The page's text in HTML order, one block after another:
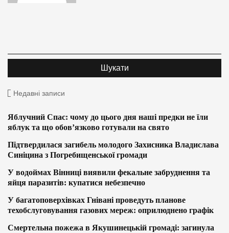
Недавні записи
Яблучний Спас: чому до цього дня наші предки не їли
яблук та що обов’язково готували на свято
Підтвердилася загибель молодого Захисника Владислава
Синіцина з Погребищенської громади
У водоймах Вінниці виявили фекальне забруднення та
яйця паразитів: купатися небезпечно
У багатоповерхівках Гнівані проведуть планове
техобслуговування газових мереж: оприлюднено графік
Смертельна пожежа в Якушинецькій громаді: загинула